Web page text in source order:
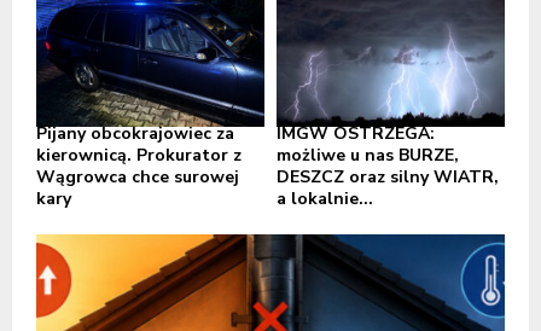
Pijany obcokrajowiec za
kierownicą. Prokurator z
Wągrowca chce surowej
kary
IMGW OSTRZEGA:
możliwe u nas BURZE,
DESZCZ oraz silny WIATR,
a lokalnie...